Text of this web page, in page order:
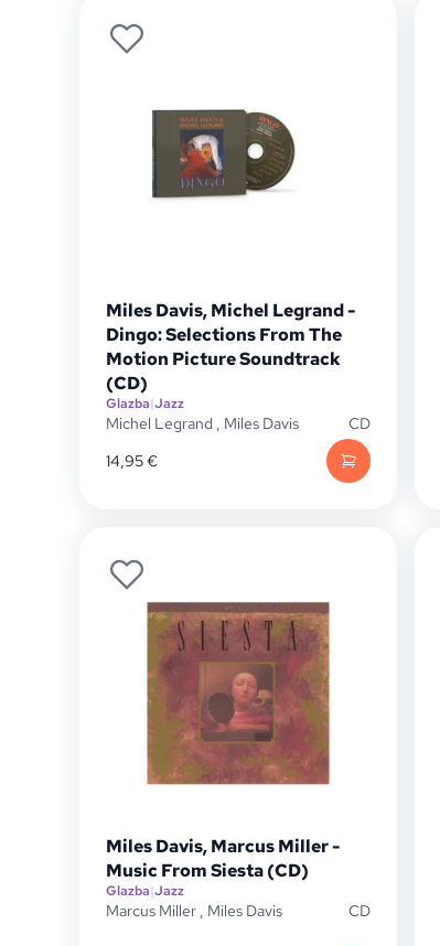
Miles Davis, Michel Legrand -
Dingo: Selections From The
Motion Picture Soundtrack
(CD)
Glazba|Jazz
Michel Legrand , Miles Davis
CD
14,95€
Miles Davis, Marcus Miller -
Music From Siesta (CD)
Glazba|Jazz
Marcus Miller , Miles Davis CD